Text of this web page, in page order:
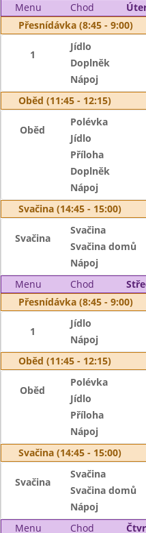
Menu
Chod
Přesnídávka (8:45 - 9:00)
1
Jídlo
Doplněk
Nápoj
Oběd (11:45 - 12:15)
Oběd
Polévka
Jídlo
Příloha
Doplněk
Nápoj
Svačina (14:45 - 15:00)
Svačina
Svačina
Svačina domů
Nápoj
Menu
Chod
Přesnídávka (8:45 - 9:00)
1
Jídlo
Nápoj
Oběd (11:45 - 12:15)
Oběd
Polévka
Jídlo
Příloha
Nápoj
Svačina (14:45 - 15:00)
Svačina
Svačina
Svačina domů
Nápoj
Menu
Chod